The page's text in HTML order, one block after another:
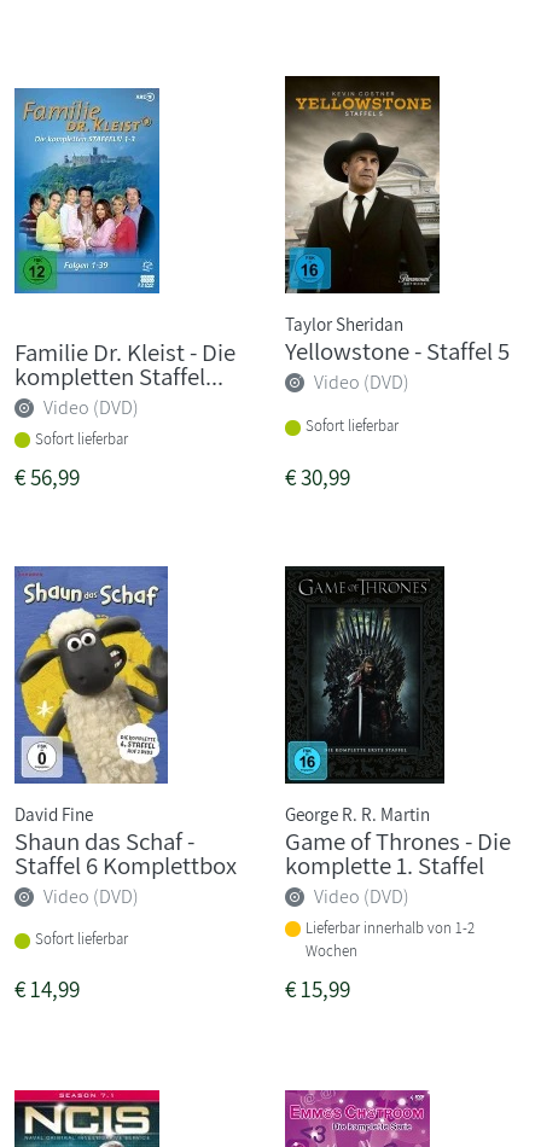
Familie Dr. Kleist - Die
kompletten Staffel...
Video (DVD)
Sofort lieferbar
€56,99
Taylor Sheridan
Yellowstone - Staffel 5
Video (DVD)
Sofort lieferbar
€30,99
David Fine
Shaun das Schaf -
Staffel 6 Komplettbox
Video (DVD)
Sofort lieferbar
€14,99
George R. R. Martin
Game of Thrones - Die
komplette 1. Staffel
Video (DVD)
Lieferbar innerhalb von 1-2
Wochen
€15,99